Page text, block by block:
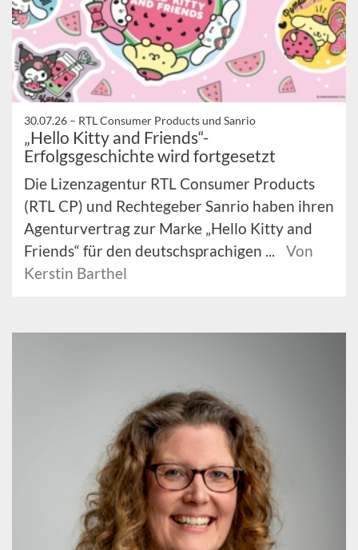
30.07.26 – RTL Consumer Products und Sanrio
„Hello Kitty and Friends“-
Erfolgsgeschichte wird fortgesetzt
Die Lizenzagentur RTL Consumer Products
(RTL CP) und Rechtegeber Sanrio haben ihren
Agenturvertrag zur Marke „Hello Kitty and
Friends“ für den deutschsprachigen ...
Von
Kerstin Barthel